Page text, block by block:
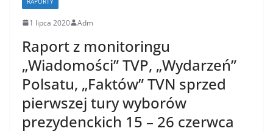
1 lipca 2020 Adm
Raport z monitoringu
„Wiadomości” TVP, „Wydarzeń”
Polsatu, „Faktów” TVN sprzed
pierwszej tury wyborów
prezydenckich 15 – 26 czerwca